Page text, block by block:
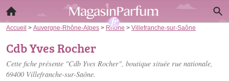
Accueil > Auvergne-Rhône-Alpes > Rhône > Villefranche-sur-Saône
Cdb Yves Rocher
Cette fiche présente "Cdb Yves Rocher", boutique située rue nationale,
69400 Villefranche-sur-Saône.